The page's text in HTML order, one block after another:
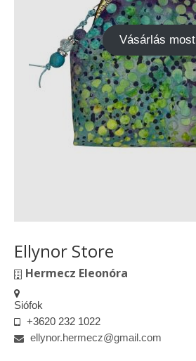
Vásárlás most
Ellynor Store
Hermecz Eleonóra
Siófok
+3620 232 1022
ellynor.hermecz@gmail.com